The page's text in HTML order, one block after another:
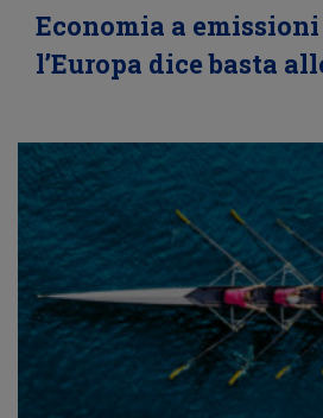
Economia a emissioni
l’Europa dice basta